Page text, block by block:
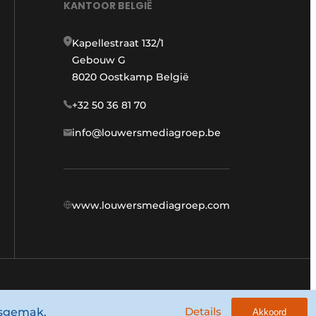
KANTOOR BELGIË
Kapellestraat 132/1
Gebouw G
8020 Oostkamp België
+32 50 36 81 70
info@louwersmediagroep.be
www.louwersmediagroep.com
Algemene voorwaarden Privacy policy
Details Akkoord